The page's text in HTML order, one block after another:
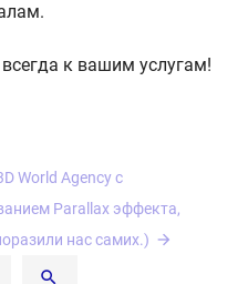
к вашим услугам!
World Agency с
Parallax эффекта,
нас самих.)